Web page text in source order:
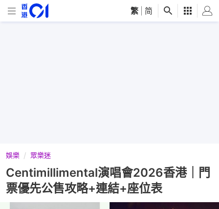
繁 简
娛樂 眾樂迷
Centimillimental演唱會2026香港｜門
票優先公售攻略+連結+座位表